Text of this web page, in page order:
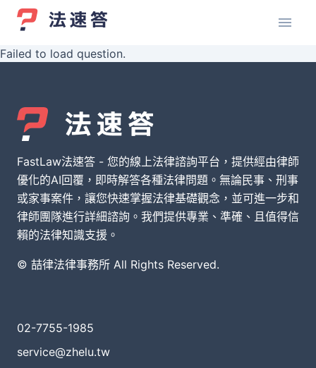
Failed to load question.
FastLaw法速答 - 您的線上法律諮詢平台，提供經由律師
優化的AI回覆，即時解答各種法律問題。無論民事、刑事
或家事案件，讓您快速掌握法律基礎觀念，並可進一步和
律師團隊進行詳細諮詢。我們提供專業、準確、且值得信
賴的法律知識支援。
© 喆律法律事務所 All Rights Reserved.
02-7755-1985
service@zhelu.tw